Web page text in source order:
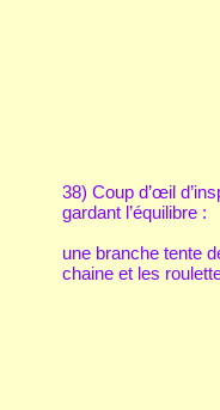
38) Coup d’œil
gardant l’équilibre :
une branche tente
chaine et les